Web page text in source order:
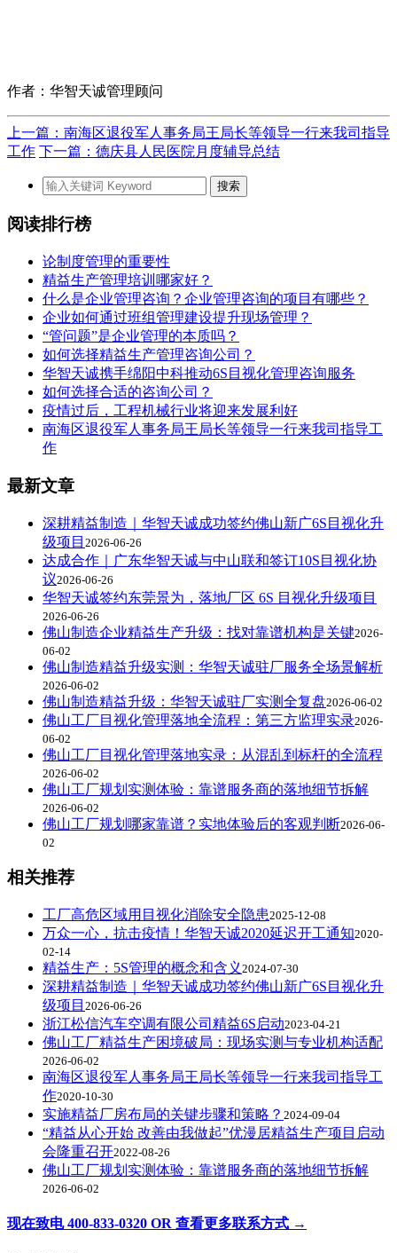
作者：华智天诚管理顾问
上一篇：南海区退役军人事务局王局长等领导一行来我司指导
工作 下一篇：德庆县人民医院月度辅导总结
阅读排行榜
论制度管理的重要性
精益生产管理培训哪家好？
什么是企业管理咨询？企业管理咨询的项目有哪些？
企业如何通过班组管理建设提升现场管理？
“管问题”是企业管理的本质吗？
如何选择精益生产管理咨询公司？
华智天诚携手绵阳中科推动6S目视化管理咨询服务
如何选择合适的咨询公司？
疫情过后，工程机械行业将迎来发展利好
南海区退役军人事务局王局长等领导一行来我司指导工
作
最新文章
深耕精益制造｜华智天诚成功签约佛山新广6S目视化升
级项目 2026-06-26
达成合作｜广东华智天诚与中山联和签订10S目视化协
议2026-06-26
华智天诚签约东莞景为，落地厂区 6S 目视化升级项目
2026-06-26
佛山制造企业精益生产升级：找对靠谱机构是关键2026-
06-02
佛山制造精益升级实测：华智天诚驻厂服务全场景解析
2026-06-02
佛山制造精益升级：华智天诚驻厂实测全复盘2026-06-02
佛山工厂目视化管理落地全流程：第三方监理实录2026-
06-02
佛山工厂目视化管理落地实录：从混乱到标杆的全流程
2026-06-02
佛山工厂规划实测体验：靠谱服务商的落地细节拆解
2026-06-02
佛山工厂规划哪家靠谱？实地体验后的客观判断2026-06-
02
相关推荐
工厂高危区域用目视化消除安全隐患2025-12-08
万众一心，抗击疫情！华智天诚2020延迟开工通知2020-
02-14
精益生产：5S管理的概念和含义 2024-07-30
深耕精益制造｜华智天诚成功签约佛山新广6S目视化升
级项目 2026-06-26
浙江松信汽车空调有限公司精益6S启动2023-04-21
佛山工厂精益生产困境破局：现场实测与专业机构适配
2026-06-02
南海区退役军人事务局王局长等领导一行来我司指导工
作2020-10-30
实施精益厂房布局的关键步骤和策略？ 2024-09-04
“精益从心开始 改善由我做起”优漫居精益生产项目启动
会隆重召开2022-08-26
佛山工厂规划实测体验：靠谱服务商的落地细节拆解
2026-06-02
现在致电 400-833-0320 OR 查看更多联系方式 →